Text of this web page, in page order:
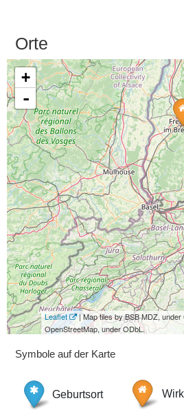
Orte
+
-
Leaflet
| Map tiles by BSB MDZ,
OpenStreetMap, under ODbL.
Symbole auf der Karte
Geburtsort